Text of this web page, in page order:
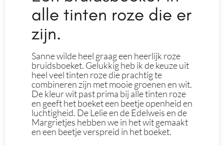
alle tinten roze die er
zijn.
Sanne wilde heel graag een heerlijk roze
bruidsboeket. Gelukkig heb ik de keuze uit
heel veel tinten roze die prachtig te
combineren zijn met mooie groenen en wit.
De kleur wit past prima bij alle tinten roze
en geeft het boeket een beetje openheid en
luchtigheid. De Lelie en de Edelweis en de
Margrietjes hebben we in het wit gemaakt
en een beetje verspreid in het boeket.